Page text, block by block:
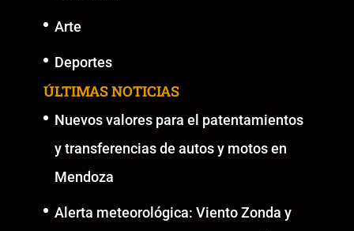
Arte
Deportes
ÚLTIMAS NOTICIAS
Nuevos valores para el patentamientos
y transferencias de autos y motos en
Mendoza
Alerta meteorológica: Viento Zonda y